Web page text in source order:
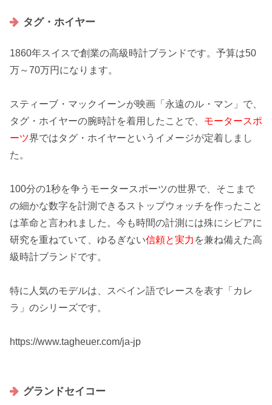
タグ・ホイヤー
1860年スイスで創業の高級時計ブランドです。予算は50
万～70万円になります。
スティーブ・マックイーンが映画「永遠のル・マン」で、
タグ・ホイヤーの腕時計を着用したことで、 モータースポ
ーツ界ではタグ・ホイヤーというイメージが定着しまし
た。
100分の1秒を争うモータースポーツの世界で、そこまで
の細かな数字を計測できる ストップウォッチを作ったこと
は革命と言われました。今も時間の計測には殊にシビアに
研究を重ねていて、ゆるぎない信頼と実力 を兼ね備えた高
級時計ブランドです。
特に人気のモデルは、スペイン語でレースを表す「 カレ
ラ 」のシリーズです。
https://www.tagheuer.com/ja-jp
グランドセイコー